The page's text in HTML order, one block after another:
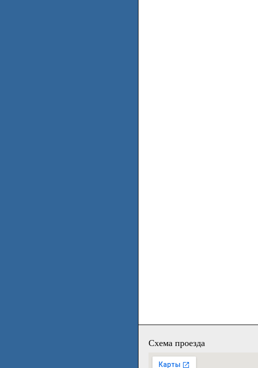
Схема проезда